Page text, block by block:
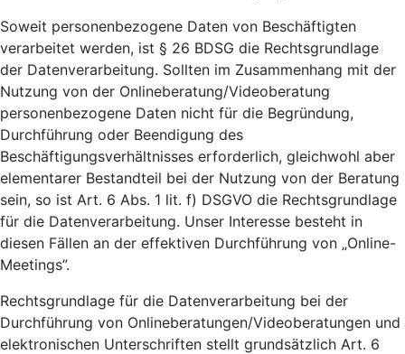
Soweit personenbezogene Daten von Beschäftigten
verarbeitet werden, ist § 26 BDSG die Rechtsgrundlage
der Datenverarbeitung. Sollten im Zusammenhang mit der
Nutzung von der Onlineberatung/Videoberatung
personenbezogene Daten nicht für die Begründung,
Durchführung oder Beendigung des
Beschäftigungsverhältnisses erforderlich, gleichwohl aber
elementarer Bestandteil bei der Nutzung von der Beratung
sein, so ist Art. 6 Abs. 1 lit. f) DSGVO die Rechtsgrundlage
für die Datenverarbeitung. Unser Interesse besteht in
diesen Fällen an der effektiven Durchführung von „Online-
Meetings”.
Rechtsgrundlage für die Datenverarbeitung bei der
Durchführung von Onlineberatungen/Videoberatungen und
elektronischen Unterschriften stellt grundsätzlich Art. 6